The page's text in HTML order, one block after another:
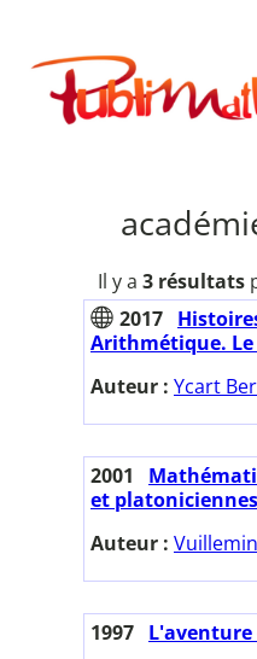
contenu
Publimath
Il y a 3 résultats
2017
Arithmétique.
Auteur : Ycart
2001
et
Auteur :
1997 L'aventure